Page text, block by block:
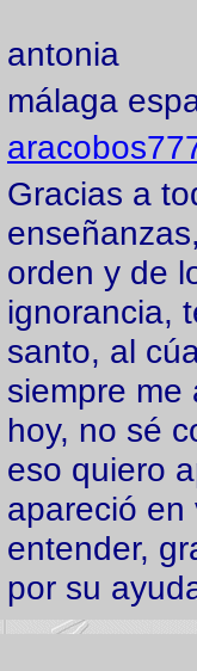
antonia
málaga
Gracias a
orden y de
ignorancia,
santo, al
siempre
hoy, no sé
eso quiero
apareció
entender,
por su